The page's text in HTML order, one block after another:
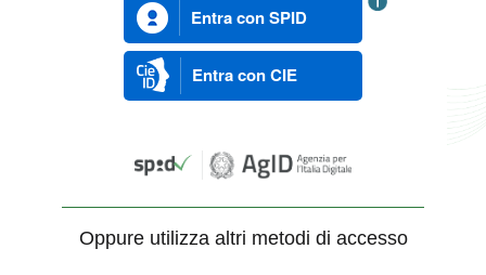
Entra con SPID
Entra con CIE
Oppure utilizza altri metodi di accesso